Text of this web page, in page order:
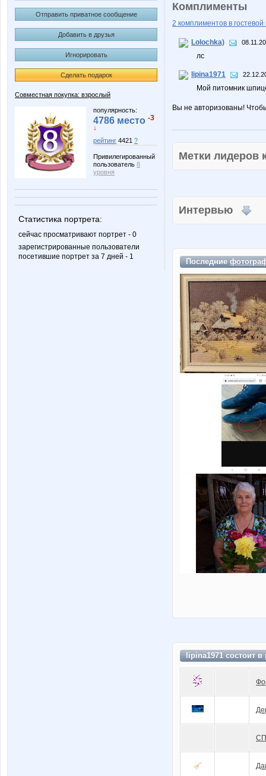
Отправить приватное сообщение
Добавить в друзья
Игнорировать
Сделать подарок
Совместная покупка: взрослый
популярность:
4786 место -3
↓
рейтинг 4421 ?
Привилегированный
пользователь 8
уровня
Статистика портрета:
сейчас просматривают портрет - 0
зарегистрированные пользователи
посетившие портрет за 7 дней - 1
Комплименты
2 комплиментов в гостевой
Lolochka)
лс
lipina1971
Мой питомник
Вы не авторизованы!
Метки
Интервью
Последние
lipina1971 состоит в